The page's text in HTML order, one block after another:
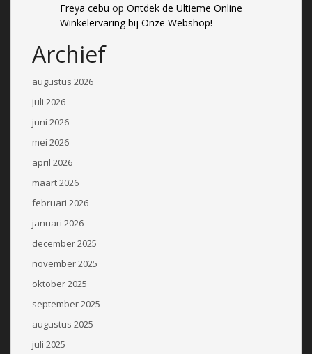
Freya cebu op Ontdek de Ultieme Online
Winkelervaring bij Onze Webshop!
Archief
augustus 2026
juli 2026
juni 2026
mei 2026
april 2026
maart 2026
februari 2026
januari 2026
december 2025
november 2025
oktober 2025
september 2025
augustus 2025
juli 2025